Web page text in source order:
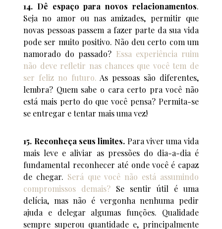
14. Dê espaço para novos relacionamentos.
Seja no amor ou nas amizades, permitir que
novas pessoas passem a fazer parte da sua vida
pode ser muito positivo. Não deu certo com um
namorado do passado? Essa experiência ruim
não deve refletir nas chances que você tem de
ser feliz no futuro. As pessoas são diferentes,
lembra? Quem sabe o cara certo pra você não
está mais perto do que você pensa? Permita-se
se entregar e tentar mais uma vez!
15. Reconheça seus limites. Para viver uma vida
mais leve e aliviar as pressões do dia-a-dia é
fundamental reconhecer até onde você é capaz
de chegar. Será que você não está assumindo
compromissos demais? Se sentir útil é uma
delícia, mas não é vergonha nenhuma pedir
ajuda e delegar algumas funções. Qualidade
sempre superou quantidade e, principalmente